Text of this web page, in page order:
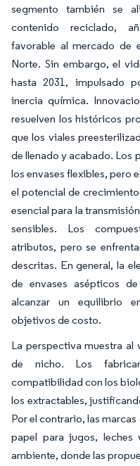
segmento también se
contenido reciclado,
favorable al mercado de
Norte. Sin embargo, el
hasta 2031, impulsado
inercia química.
resuelven los históricos
que los viales
de llenado y acabado. Los
los envases flexibles, pero
el potencial de
esencial para la
sensibles. Los
atributos, pero se
descritas. En general, la
de envases asépticos
alcanzar un equilibrio
objetivos de costo.
La perspectiva muestra
de nicho. Los
compatibilidad con los
los extractables,
Por el contrario, las
papel para jugos, leches
ambiente, donde las